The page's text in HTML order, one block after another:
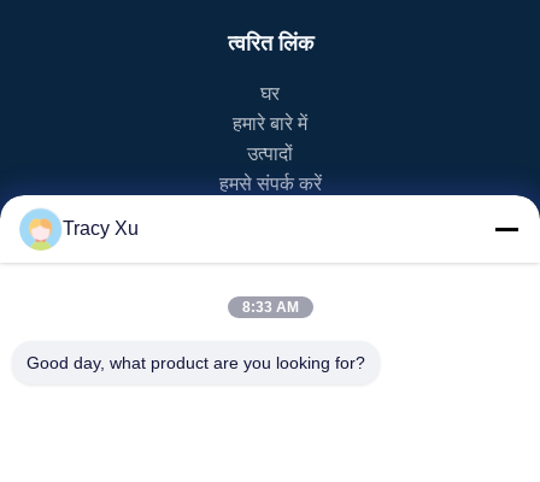
त्वरित लिंक
घर
हमारे बारे में
उत्पादों
हमसे संपर्क करें
ईवी गोल्फ कार्ट
एलएसवी गोल्फ कार्ट
Tracy Xu
8:33 AM
Good day, what product are you looking for?